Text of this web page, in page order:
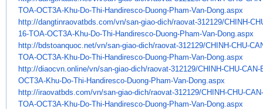
TOA-OCT3A-Khu-Do-Thi-Handiresco-Duong-Pham-Van-Dong.aspx
http://dangtinraovatbds.com/vn/san-giao-dich/raovat-312129/CHINH-
16-TOA-OCT3A-Khu-Do-Thi-Handiresco-Duong-Pham-Van-Dong.aspx
http://bdstoanquoc.net/vn/san-giao-dich/raovat-312129/CHINH-CHU-
TOA-OCT3A-Khu-Do-Thi-Handiresco-Duong-Pham-Van-Dong.aspx
http://diaocvn.online/vn/san-giao-dich/raovat-312129/CHINH-CHU-CAN-
OCT3A-Khu-Do-Thi-Handiresco-Duong-Pham-Van-Dong.aspx
http://iraovatbds.com/vn/san-giao-dich/raovat-312129/CHINH-CHU-
TOA-OCT3A-Khu-Do-Thi-Handiresco-Duong-Pham-Van-Dong.aspx